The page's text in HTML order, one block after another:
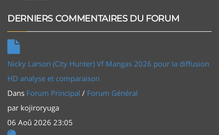
DERNIERS COMMENTAIRES DU FORUM
Nicky Larson (City Hunter) Vf Mangas 2026 pour la diffusion
HD analyse et comparaison
Dans Forum Principal / Forum Général
par kojiroryuga
06 Aoû 2026 23:05